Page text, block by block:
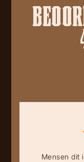
Mensen dit